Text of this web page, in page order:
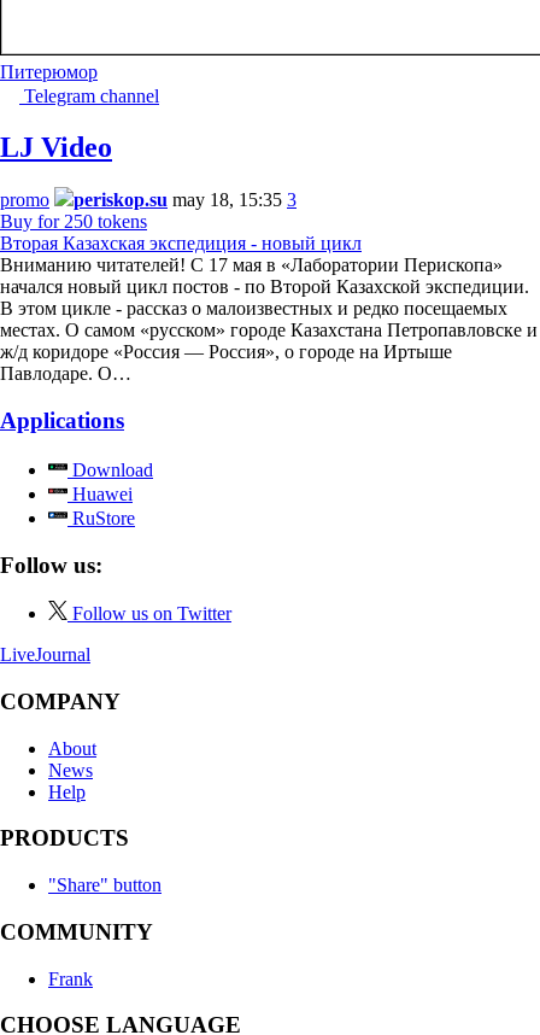
Питерюмор
Telegram channel
LJ Video
promo periskop.su may 18, 15:35 3
Buy for 250 tokens
Вторая Казахская экспедиция - новый цикл
Вниманию читателей! С 17 мая в «Лаборатории Перископа»
начался новый цикл постов - по Второй Казахской экспедиции.
В этом цикле - рассказ о малоизвестных и редко посещаемых
местах. О самом «русском» городе Казахстана Петропавловске и
ж/д коридоре «Россия — Россия», о городе на Иртыше
Павлодаре. О…
Applications
Download
Huawei
RuStore
Follow us:
Follow us on Twitter
LiveJournal
COMPANY
About
News
Help
PRODUCTS
"Share" button
COMMUNITY
Frank
CHOOSE LANGUAGE